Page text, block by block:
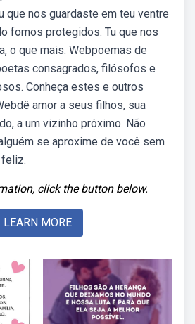
que nos guardaste em teu ventre
fomos protegidos. Tu que nos
o que mais. Webpoemas de
consagrados, filósofos e
Conheça estes e outros
amor a seus filhos, sua
a um vizinho próximo. Não
se aproxime de você sem
click the button below.
LEARN MORE